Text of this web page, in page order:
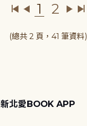
1 2
(總共 2 頁，41 筆資料)
新北愛BOOK APP